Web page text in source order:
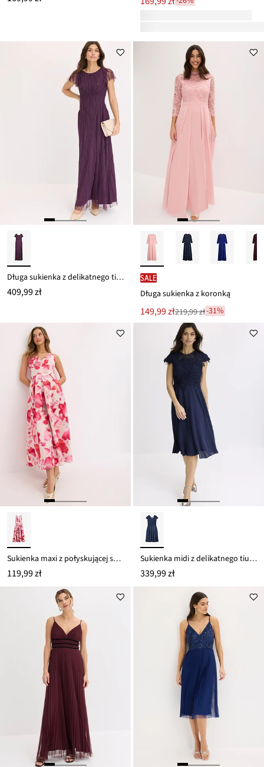
Długa sukienka z delikatnego tiulu ozdobiona haftem z perełkami
409,99 zł
SALE
Długa sukienka z koronką
Nowa
cena
149,99 zł
Przeceniono
219,99 zł
219,99 zł-31%
Sukienka maxi z połyskującej satyny
119,99 zł
Sukienka midi z delikatnego tiulu z koronką
339,99 zł